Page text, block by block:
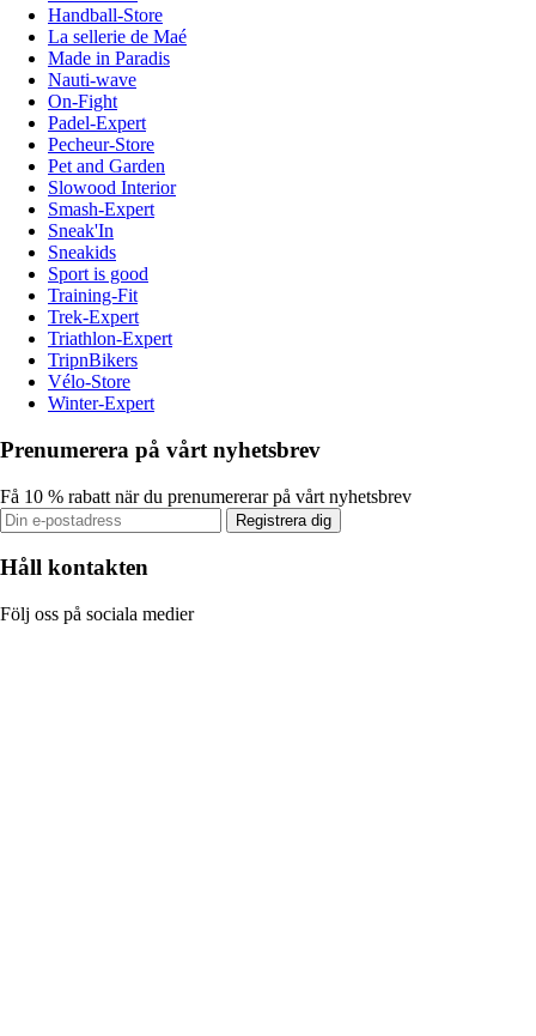
Handball-Store
La sellerie de Maé
Made in Paradis
Nauti-wave
On-Fight
Padel-Expert
Pecheur-Store
Pet and Garden
Slowood Interior
Smash-Expert
Sneak'In
Sneakids
Sport is good
Training-Fit
Trek-Expert
Triathlon-Expert
TripnBikers
Vélo-Store
Winter-Expert
Prenumerera på vårt nyhetsbrev
Få 10 % rabatt när du prenumererar på vårt nyhetsbrev
Registrera dig
Håll kontakten
Följ oss på sociala medier